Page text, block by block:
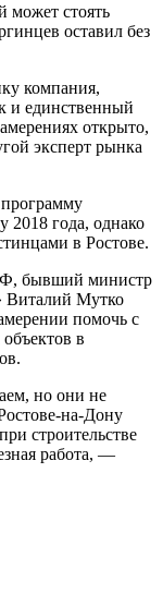
может стоять
оставил без
компания,
и единственный
открыто,
эксперт рынка
2018 года, однако
в Ростове.
бывший министр
Виталий Мутко
помочь с
в
но они не
на-Дону
строительстве
работа, —